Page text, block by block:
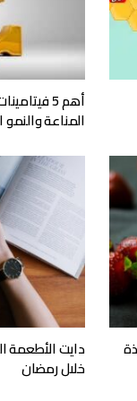
أهم 5
المناعة
دايت الأطعمة
خلال رمضان